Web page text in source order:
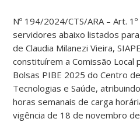
Nº 194/2024/CTS/ARA – Art. 1º
servidores abaixo listados
de Claudia Milanezi Vieira,
constituírem a Comissão Local
Bolsas PIBE 2025 do Centro
Tecnologias e Saúde,
horas semanais de carga
vigência de 18 de novembro